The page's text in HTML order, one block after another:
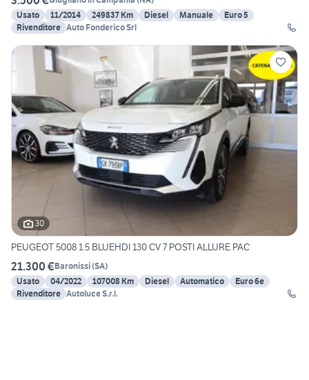
Usato
11/2014 249837 Km Diesel Manuale
Euro 5
Rivenditore Auto Fonderico Srl
30
PEUGEOT 5008 1.5 BLUEHDI 130 CV 7 POSTI ALLURE PAC
21.300 €Baronissi(SA)
Usato
04/2022 107008 Km Diesel Automatico
Euro 6e
Rivenditore Autoluce S.r.l.